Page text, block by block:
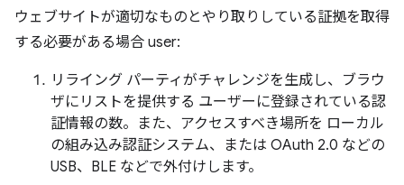
ウェブサイトが適切なものとやり取りしている証拠を取得
する必要がある場合 user:
リライング パーティがチャレンジを生成し、ブラウ
ザにリストを提供する ユーザーに登録されている認
証情報の数。また、アクセスすべき場所を ローカル
の組み込み認証システム、または OAuth 2.0 などの
USB、BLE などで外付けします。